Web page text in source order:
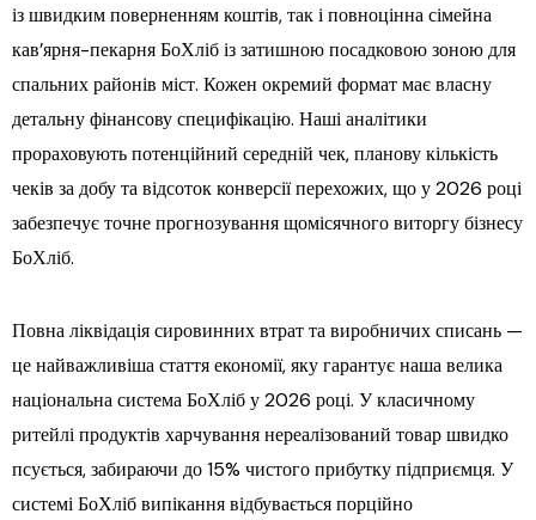
із швидким поверненням коштів, так і повноцінна сімейна
кав’ярня-пекарня БоХліб із затишною посадковою зоною для
спальних районів міст. Кожен окремий формат має власну
детальну фінансову специфікацію. Наші аналітики
прораховують потенційний середній чек, планову кількість
чеків за добу та відсоток конверсії перехожих, що у 2026 році
забезпечує точне прогнозування щомісячного виторгу бізнесу
БоХліб.
Повна ліквідація сировинних втрат та виробничих списань —
це найважливіша стаття економії, яку гарантує наша велика
національна система БоХліб у 2026 році. У класичному
ритейлі продуктів харчування нереалізований товар швидко
псується, забираючи до 15% чистого прибутку підприємця. У
системі БоХліб випікання відбувається порційно